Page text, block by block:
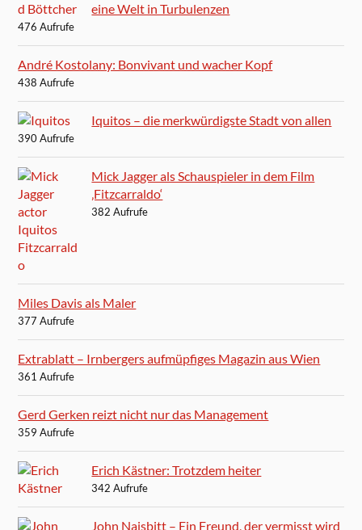
eine Welt in Turbulenzen
476 Aufrufe
André Kostolany: Bonvivant und wacher Kopf
438 Aufrufe
Iquitos – die merkwürdigste Stadt von allen
390 Aufrufe
Mick Jagger als Schauspieler in dem Film
‚Fitzcarraldo‘
382 Aufrufe
Miles Davis als Maler
377 Aufrufe
Extrablatt – Irnbergers aufmüpfiges Magazin aus Wien
361 Aufrufe
Gerd Gerken reizt nicht nur das Management
359 Aufrufe
Erich Kästner: Trotzdem heiter
342 Aufrufe
John Naisbitt – Ein Freund, der vermisst wird